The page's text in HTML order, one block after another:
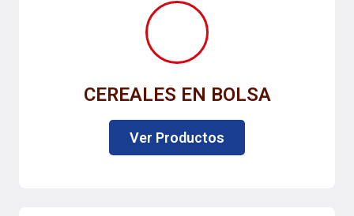
CEREALES EN BOLSA
Ver Productos